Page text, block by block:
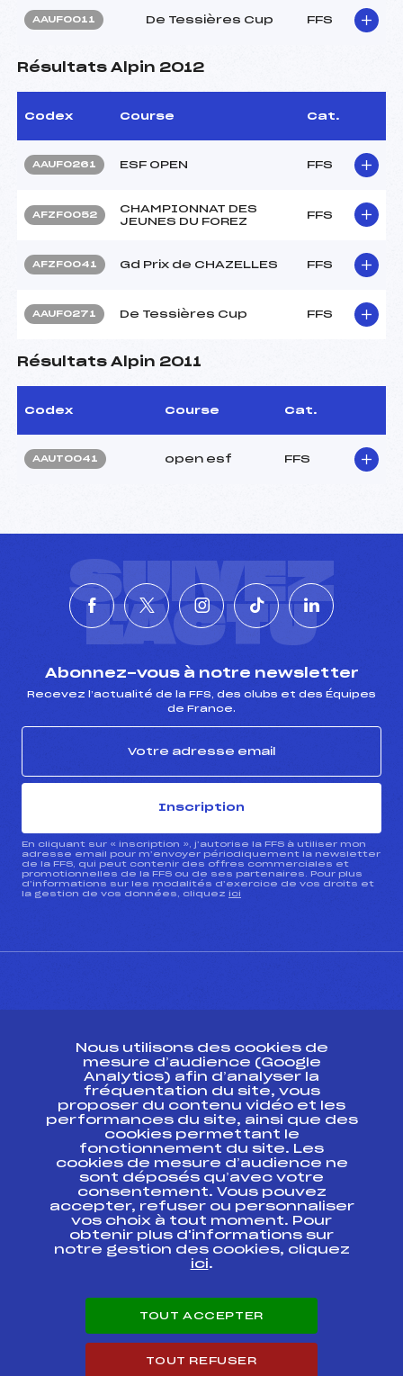
AAUF0011 De Tessières Cup FFS
Résultats Alpin 2012
Codex Course Cat.
AAUF0261 ESF OPEN FFS
AFZF0052
CHAMPIONNAT DES
JEUNES DU FOREZ
FFS
AFZF0041 Gd Prix de CHAZELLES FFS
AAUF0271 De Tessières Cup FFS
Résultats Alpin 2011
Codex Course Cat.
AAUT0041 open esf FFS
SUIVEZ
L'ACTU
Abonnez-vous à notre newsletter
Recevez l’actualité de la FFS, des clubs et des Équipes
de France.
Inscription
En cliquant sur « inscription », j’autorise la FFS à utiliser mon
adresse email pour m’envoyer périodiquement la newsletter
de la FFS, qui peut contenir des offres commerciales et
promotionnelles de la FFS ou de ses partenaires. Pour plus
d’informations sur les modalités d’exercice de vos droits et
la gestion de vos données, cliquez ici
ESPACE PRESSE
Ressources
Pass’Neige
Projet sportif fédéral
Projet de performance fédéral
Antidopage
Pôle Développement, Formation, Suivi
Scientifique
Listes ministérielles
Pôle vie de l’athlète
Carrières
Nous utilisons des cookies de
mesure d’audience (Google
Analytics) afin d’analyser la
fréquentation du site, vous
proposer du contenu vidéo et les
performances du site, ainsi que des
cookies permettant le
fonctionnement du site. Les
cookies de mesure d’audience ne
sont déposés qu’avec votre
consentement. Vous pouvez
accepter, refuser ou personnaliser
vos choix à tout moment. Pour
obtenir plus d'informations sur
notre gestion des cookies, cliquez
ici.
TOUT ACCEPTER
TOUT REFUSER